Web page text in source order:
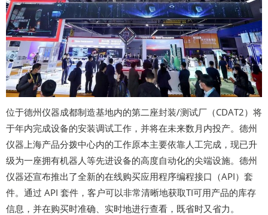
位于德州仪器成都制造基地内的第二座封装/测试厂（CDAT2）将
于年内完成设备的安装调试工作，并将在未来数月内投产。德州
仪器上海产品分拨中心内的工作原本主要依靠人工完成，现已升
级为一座拥有机器人等先进设备的高度自动化的尖端设施。德州
仪器还宣布推出了全新的在线购买应用程序编程接口（API）套
件。通过 API 套件，客户可以非常清晰地获取TI可用产品的库存
信息，并在购买时准确、实时地进行查看，既省时又省力。